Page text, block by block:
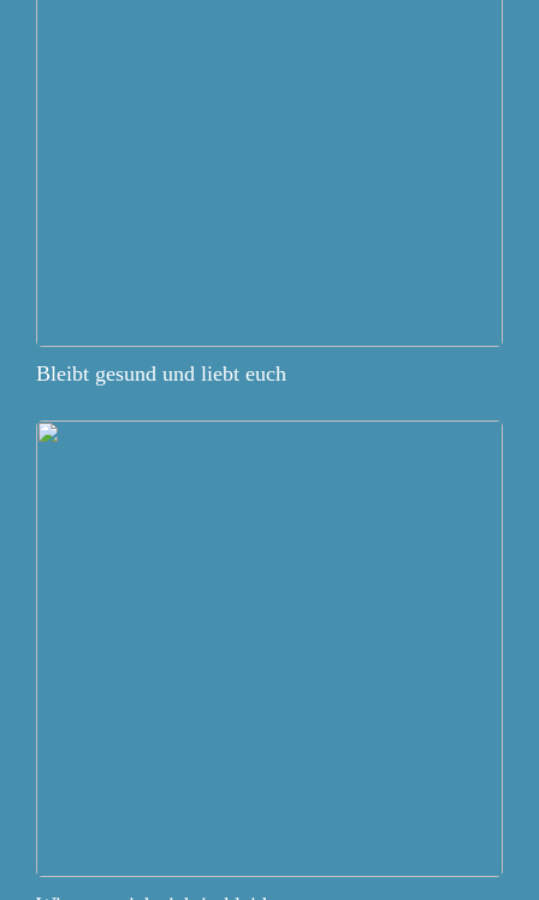
Bleibt gesund und liebt euch